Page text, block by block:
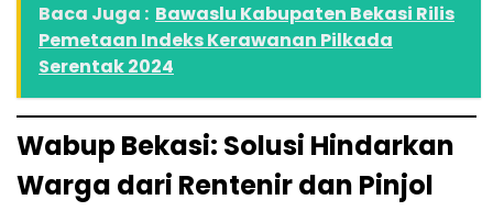
Baca Juga : Bawaslu Kabupaten Bekasi Rilis
Pemetaan Indeks Kerawanan Pilkada
Serentak 2024
Wabup Bekasi: Solusi Hindarkan
Warga dari Rentenir dan Pinjol